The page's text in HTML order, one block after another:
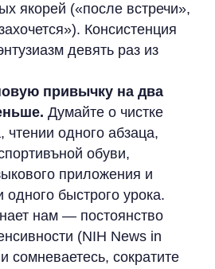
якорей («после встречи»,
Консистенция
девять раз из
привычку на два
Думайте о чистке
чтении одного абзаца,
обуви,
приложения и
быстрого урока.
нам — постоянство
(NIH News in
сомневаетесь, сократите